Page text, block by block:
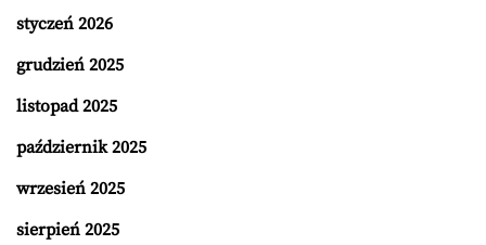
styczeń 2026
grudzień 2025
listopad 2025
październik 2025
wrzesień 2025
sierpień 2025